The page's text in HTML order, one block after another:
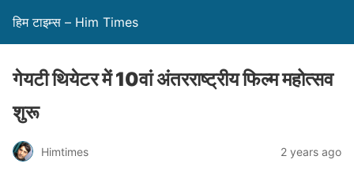
हिम टाइम्स – Him Times
गेयटी थियेटर में 10वां अंतरराष्ट्रीय फिल्म महोत्सव
शुरू
Himtimes 2 years ago